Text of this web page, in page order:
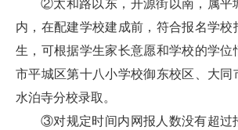
②太和路以东，开源街以南，属平
内，在配建学校建成前，符合报名学校
生，可根据学生家长意愿和学校的学位
市平城区第十八小学校御东校区、大同
水泊寺分校录取。
③对规定时间内网报人数没有超过